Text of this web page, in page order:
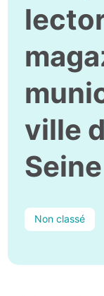
ville
Seine
Non classé